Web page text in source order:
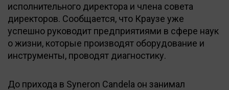
исполнительного директора и члена совета
директоров. Сообщается, что Краузе уже
успешно руководит предприятиями в сфере наук
о жизни, которые производят оборудование и
инструменты, проводят диагностику.
До прихода в Syneron Candela он занимал